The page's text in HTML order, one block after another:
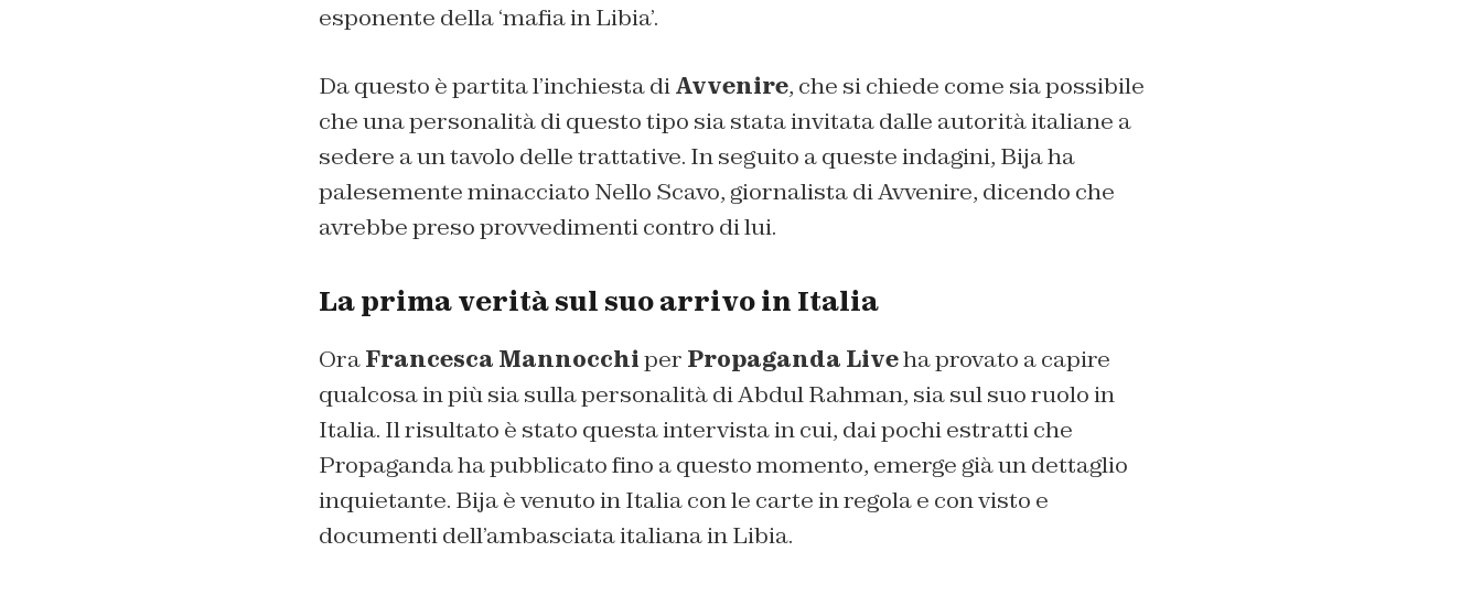
esponente della ‘mafia in Libia’.
Da questo è partita l’inchiesta diAvvenire, che si chiede come sia possibile
che una personalità di questo tipo sia stata invitata dalle autorità italiane a
sedere a un tavolo delle trattative. In seguito a queste indagini, Bija ha
palesemente minacciato Nello Scavo, giornalista di Avvenire, dicendo che
avrebbe preso provvedimenti contro di lui.
La prima verità sul suo arrivo in Italia
OraFrancesca Mannocchiper Propaganda Liveha provato a capire
qualcosa in più sia sulla personalità di Abdul Rahman, sia sul suo ruolo in
Italia. Il risultato è stato questa intervista in cui, dai pochi estratti che
Propaganda ha pubblicato fino a questo momento, emerge già un dettaglio
inquietante. Bija è venuto in Italia con le carte in regola e con visto e
documenti dell’ambasciata italiana in Libia.